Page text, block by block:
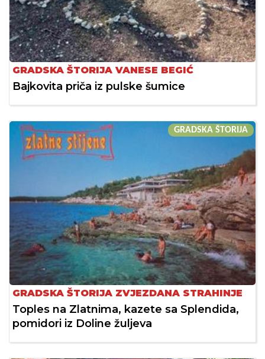
GRADSKA ŠTORIJA VANESE BEGIĆ
Bajkovita priča iz pulske šumice
GRADSKA ŠTORIJA
GRADSKA ŠTORIJA ZVJEZDANA STRAHINJE
Toples na Zlatnima, kazete sa Splendida,
pomidori iz Doline žuljeva